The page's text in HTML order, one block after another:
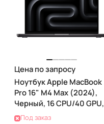
Цена по запросу
Ноутбук Apple MacBook
Pro 16" M4 Max (2024),
Черный, 16 CPU/40 GPU,
36 RAM 2ТБ SSD
Под заказ